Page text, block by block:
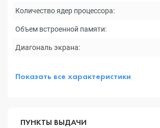
Количество ядер процессора:
Объем встроенной памяти:
Диагональ экрана:
Показать все характеристики
ПУНКТЫ ВЫДАЧИ